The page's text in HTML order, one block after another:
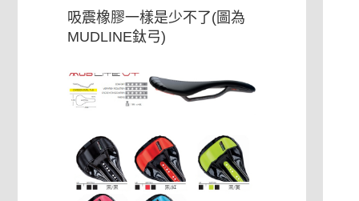
吸震橡膠一樣是少不了(圖為
MUDLINE鈦弓)